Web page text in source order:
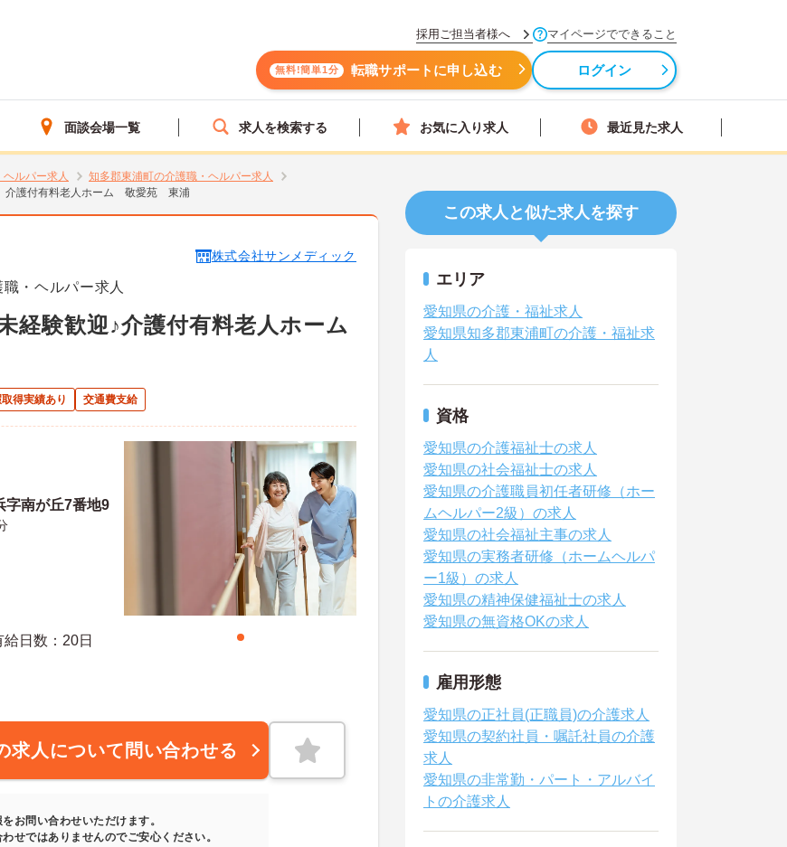
採用ご担当者様へ マイページでできること
無料!簡単1分 転職サポートに申し込む ログイン
面談会場一覧 求人を検索する お気に入り求人 最近見た求人
ルパー求人
知多郡東浦町の介護職・ヘルパー求人
介護付有料老人ホーム 敬愛苑 東浦
株式会社サンメディック
・ヘルパー求人
経験歓迎♪介護付有料老人ホーム
得実績あり 交通費支給
字南が丘7番地9
：10日 最大有給日数：20日
求人について問い合わせる
お問い合わせいただけます。
せではありませんのでご安心ください。
この求人と似た求人を探す
エリア
愛知県の介護・福祉求人
愛知県知多郡東浦町の介護・福祉求
人
資格
愛知県の介護福祉士の求人
愛知県の社会福祉士の求人
愛知県の介護職員初任者研修（ホー
ムヘルパー2級）の求人
愛知県の社会福祉主事の求人
愛知県の実務者研修（ホームヘルパ
ー1級）の求人
愛知県の精神保健福祉士の求人
愛知県の無資格OKの求人
雇用形態
愛知県の正社員(正職員)の介護求人
愛知県の契約社員・嘱託社員の介護
求人
愛知県の非常勤・パート・アルバイ
トの介護求人